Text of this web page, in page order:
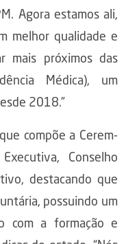
Agora estamos ali,
melhor qualidade e
mais próximos das
Médica), um
2018.”
compõe a Cerem-
Conselho
destacando que
possuindo um
com a formação e